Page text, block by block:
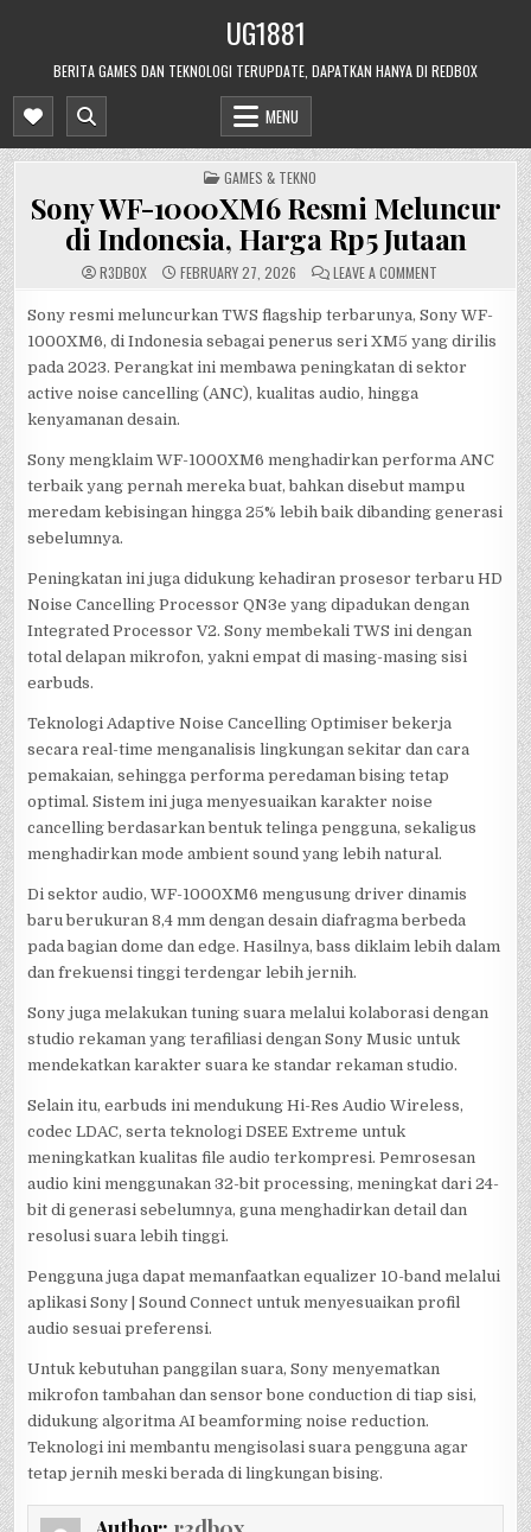
UG1881
BERITA GAMES DAN TEKNOLOGI TERUPDATE, DAPATKAN HANYA DI REDBOX
MENU
POSTED
IN
GAMES & TEKNO
Sony WF-1000XM6 Resmi Meluncur
di Indonesia, Harga Rp5 Jutaan
R3DB0X FEBRUARY 27, 2026 LEAVE A COMMENT
1000XM6
RESMI
MELUNCUR
DI
INDONESIA,
Sony resmi meluncurkan TWS flagship terbarunya, Sony WF-
1000XM6, di Indonesia sebagai penerus seri XM5 yang dirilis
pada 2023. Perangkat ini membawa peningkatan di sektor
active noise cancelling (ANC), kualitas audio, hingga
kenyamanan desain.
Sony mengklaim WF-1000XM6 menghadirkan performa ANC
terbaik yang pernah mereka buat, bahkan disebut mampu
meredam kebisingan hingga 25% lebih baik dibanding generasi
sebelumnya.
Peningkatan ini juga didukung kehadiran prosesor terbaru HD
Noise Cancelling Processor QN3e yang dipadukan dengan
Integrated Processor V2. Sony membekali TWS ini dengan
total delapan mikrofon, yakni empat di masing-masing sisi
earbuds.
Teknologi Adaptive Noise Cancelling Optimiser bekerja
secara real-time menganalisis lingkungan sekitar dan cara
pemakaian, sehingga performa peredaman bising tetap
optimal. Sistem ini juga menyesuaikan karakter noise
cancelling berdasarkan bentuk telinga pengguna, sekaligus
menghadirkan mode ambient sound yang lebih natural.
Di sektor audio, WF-1000XM6 mengusung driver dinamis
baru berukuran 8,4 mm dengan desain diafragma berbeda
pada bagian dome dan edge. Hasilnya, bass diklaim lebih dalam
dan frekuensi tinggi terdengar lebih jernih.
Sony juga melakukan tuning suara melalui kolaborasi dengan
studio rekaman yang terafiliasi dengan Sony Music untuk
mendekatkan karakter suara ke standar rekaman studio.
Selain itu, earbuds ini mendukung Hi-Res Audio Wireless,
codec LDAC, serta teknologi DSEE Extreme untuk
meningkatkan kualitas file audio terkompresi. Pemrosesan
audio kini menggunakan 32-bit processing, meningkat dari 24-
bit di generasi sebelumnya, guna menghadirkan detail dan
resolusi suara lebih tinggi.
Pengguna juga dapat memanfaatkan equalizer 10-band melalui
aplikasi Sony | Sound Connect untuk menyesuaikan profil
audio sesuai preferensi.
Untuk kebutuhan panggilan suara, Sony menyematkan
mikrofon tambahan dan sensor bone conduction di tiap sisi,
didukung algoritma AI beamforming noise reduction.
Teknologi ini membantu mengisolasi suara pengguna agar
tetap jernih meski berada di lingkungan bising.